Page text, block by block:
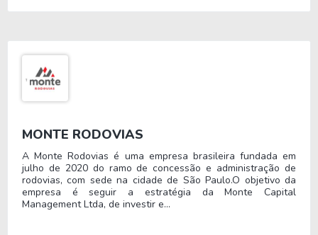
MONTE RODOVIAS
A Monte Rodovias é uma empresa brasileira fundada em
julho de 2020 do ramo de concessão e administração de
rodovias, com sede na cidade de São Paulo.O objetivo da
empresa é seguir a estratégia da Monte Capital
Management Ltda, de investir e...